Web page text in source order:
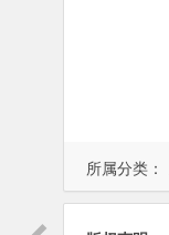
所属分类：